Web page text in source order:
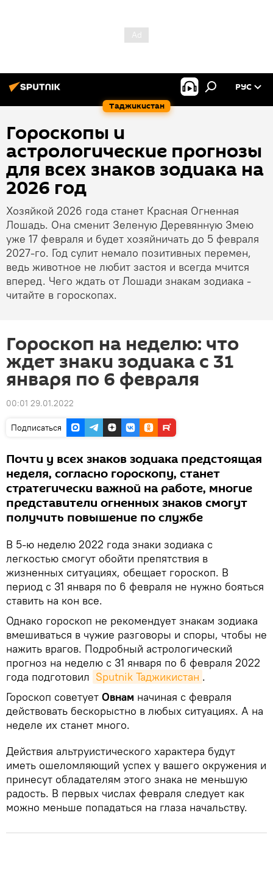
Таджикистан
РУС
Гороскопы и
астрологические прогнозы
для всех знаков зодиака на
2026 год
Хозяйкой 2026 года станет Красная Огненная
Лошадь. Она сменит Зеленую Деревянную Змею
уже 17 февраля и будет хозяйничать до 5 февраля
2027-го. Год сулит немало позитивных перемен,
ведь животное не любит застоя и всегда мчится
вперед. Чего ждать от Лошади знакам зодиака -
читайте в гороскопах.
Гороскоп на неделю: что
ждет знаки зодиака с 31
января по 6 февраля
00:01 29.01.2022
Подписаться
Почти у всех знаков зодиака предстоящая
неделя, согласно гороскопу, станет
стратегически важной на работе, многие
представители огненных знаков смогут
получить повышение по службе
В 5-ю неделю 2022 года знаки зодиака с
легкостью смогут обойти препятствия в
жизненных ситуациях, обещает гороскоп. В
период с 31 января по 6 февраля не нужно бояться
ставить на кон все.
Однако гороскоп не рекомендует знакам зодиака
вмешиваться в чужие разговоры и споры, чтобы не
нажить врагов. Подробный астрологический
прогноз на неделю с 31 января по 6 февраля 2022
года подготовил Sputnik Таджикистан .
Гороскоп советует Овнам начиная с февраля
действовать бескорыстно в любых ситуациях. А на
неделе их станет много.
Действия альтруистического характера будут
иметь ошеломляющий успех у вашего окружения и
принесут обладателям этого знака не меньшую
радость. В первых числах февраля следует как
можно меньше попадаться на глаза начальству.